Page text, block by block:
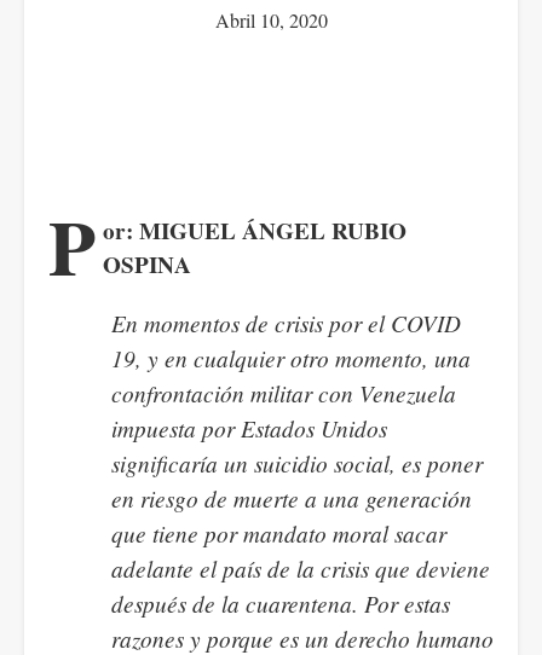
Abril 10, 2020
P or: MIGUEL ÁNGEL RUBIO
OSPINA
En momentos de crisis por el COVID
19, y en cualquier otro momento, una
confrontación militar con Venezuela
impuesta por Estados Unidos
significaría un suicidio social, es poner
en riesgo de muerte a una generación
que tiene por mandato moral sacar
adelante el país de la crisis que deviene
después de la cuarentena. Por estas
razones y porque es un derecho humano